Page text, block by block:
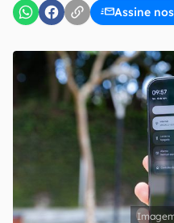
Assine
Confirmo que li, aceito e